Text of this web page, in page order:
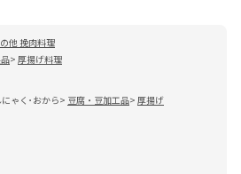
他 挽肉料理
厚揚げ料理
ゃく･おから
豆腐・豆加工品 厚揚げ